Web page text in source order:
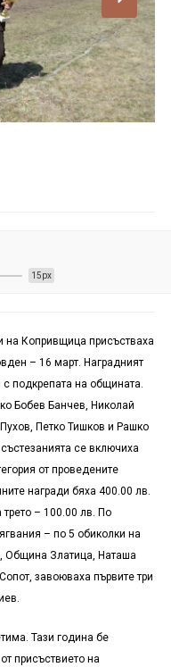
15px
на Копривщица присъстваха
– 16 март. Наградният
подкрепата на общината.
Бобев Банчев, Николай
Петко Тишков и Рашко
се включиха
от проведените
награди бяха 400.00 лв.
трето – 100.00 лв. По
– по 5 обиколки на
Община Златица, Наташа
завоюваха първите три
Тази година бе
присъствието на